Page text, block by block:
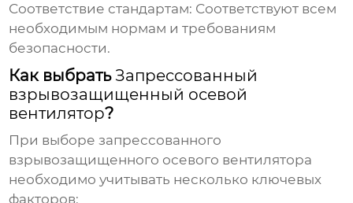
Соответствие стандартам: Соответствуют всем
необходимым нормам и требованиям
безопасности.
Как выбрать Запрессованный
взрывозащищенный осевой
вентилятор?
При выборезапрессованного
взрывозащищенного осевого вентилятора
необходимо учитывать несколько ключевых
факторов: